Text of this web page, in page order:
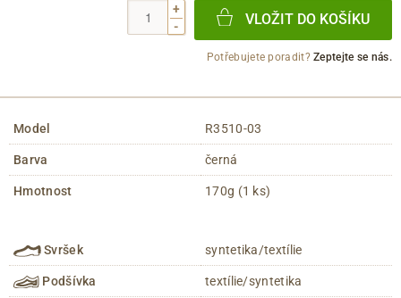
+
-
VLOŽIT DO KOŠÍKU
Potřebujete poradit?Zeptejte se nás.
Model R3510-03
Barva černá
Hmotnost 170g (1 ks)
Svršek syntetika/textílie
Podšívka textílie/syntetika